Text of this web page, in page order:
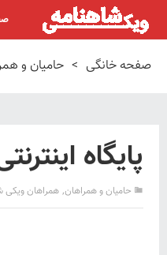
صفحه خانگی > حامیان و
پایگاه
حامیان و همراهان, همراهان ویکی